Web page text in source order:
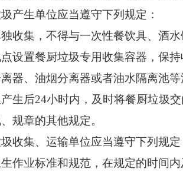
生单位应当遵守下列规定：
集，不得与一次性餐饮具、酒水
置餐厨垃圾专用收集容器，保持
、油烟分离器或者油水隔离池等
后24小时内，及时将餐厨垃圾交
章的其他规定。
集、运输单位应当遵守下列规定
业标准和规范，在规定的时间内